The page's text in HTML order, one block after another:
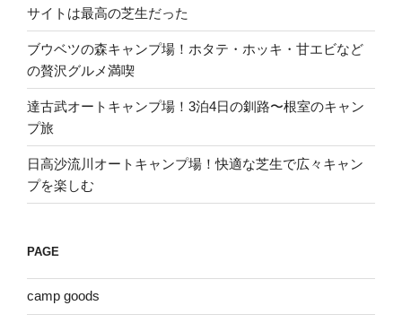
サイトは最高の芝生だった
ブウベツの森キャンプ場！ホタテ・ホッキ・甘エビなど
の贅沢グルメ満喫
達古武オートキャンプ場！3泊4日の釧路〜根室のキャン
プ旅
日高沙流川オートキャンプ場！快適な芝生で広々キャン
プを楽しむ
PAGE
camp goods